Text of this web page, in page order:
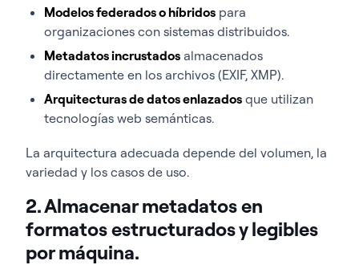
Modelos federados o híbridos para
organizaciones con sistemas distribuidos.
Metadatos incrustados almacenados
directamente en los archivos (EXIF, XMP).
Arquitecturas de datos enlazados que utilizan
tecnologías web semánticas.
La arquitectura adecuada depende del volumen, la
variedad y los casos de uso.
2. Almacenar metadatos en
formatos estructurados y legibles
por máquina.